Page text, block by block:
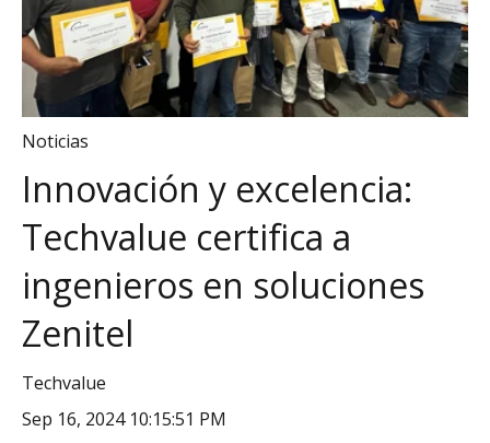
Noticias
Innovación y excelencia:
Techvalue certifica a
ingenieros en soluciones
Zenitel
Techvalue
Sep 16, 2024 10:15:51 PM